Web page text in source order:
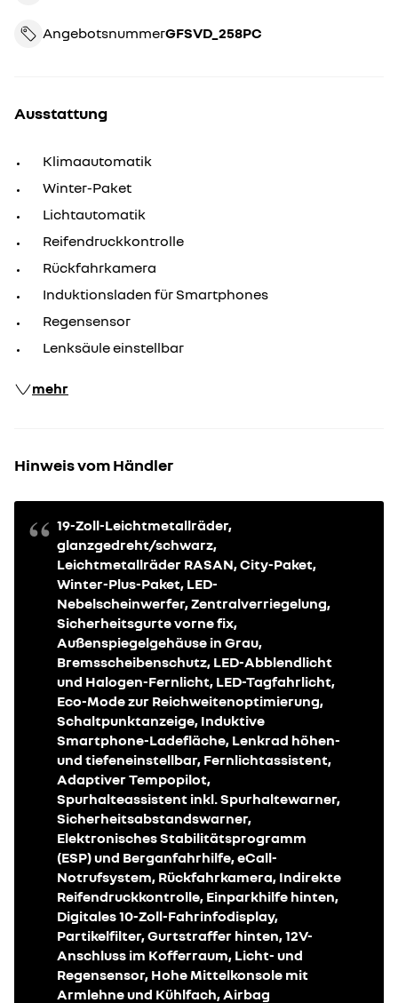
Angebotsnummer GFSVD_258PC
Ausstattung
Klimaautomatik
Winter-Paket
Lichtautomatik
Reifendruckkontrolle
Rückfahrkamera
Induktionsladen für Smartphones
Regensensor
Lenksäule einstellbar
mehr
Hinweis vom Händler
19-Zoll-Leichtmetallräder,
glanzgedreht/schwarz,
Leichtmetallräder RASAN, City-Paket,
Winter-Plus-Paket, LED-
Nebelscheinwerfer, Zentralverriegelung,
Sicherheitsgurte vorne fix,
Außenspiegelgehäuse in Grau,
Bremsscheibenschutz, LED-Abblendlicht
und Halogen-Fernlicht, LED-Tagfahrlicht,
Eco-Mode zur Reichweitenoptimierung,
Schaltpunktanzeige, Induktive
Smartphone-Ladefläche, Lenkrad höhen-
und tiefeneinstellbar, Fernlichtassistent,
Adaptiver Tempopilot,
Spurhalteassistent inkl. Spurhaltewarner,
Sicherheitsabstandswarner,
Elektronisches Stabilitätsprogramm
(ESP) und Berganfahrhilfe, eCall-
Notrufsystem, Rückfahrkamera, Indirekte
Reifendruckkontrolle, Einparkhilfe hinten,
Digitales 10-Zoll-Fahrinfodisplay,
Partikelfilter, Gurtstraffer hinten, 12V-
Anschluss im Kofferraum, Licht- und
Regensensor, Hohe Mittelkonsole mit
Armlehne und Kühlfach, Airbag